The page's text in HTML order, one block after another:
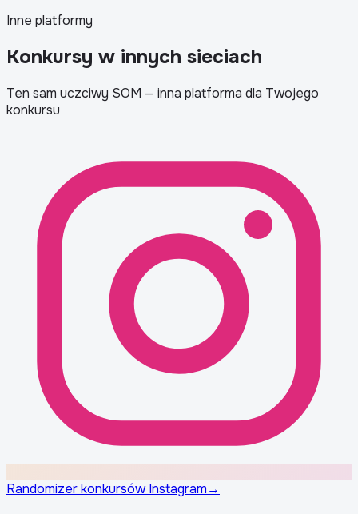
Inne platformy
Konkursy w innych sieciach
Ten sam uczciwy SOM — inna platforma dla Twojego
konkursu
Randomizer konkursów Instagram→